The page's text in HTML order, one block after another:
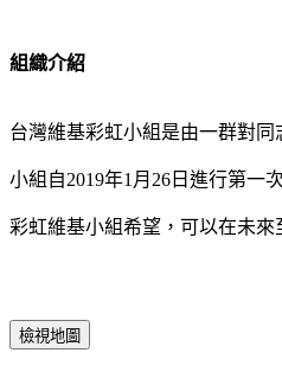
組織介紹
台灣維基彩虹小組是由一群對
小組自2019年1月26日進行第一
彩虹維基小組希望，可以在未
檢視地圖